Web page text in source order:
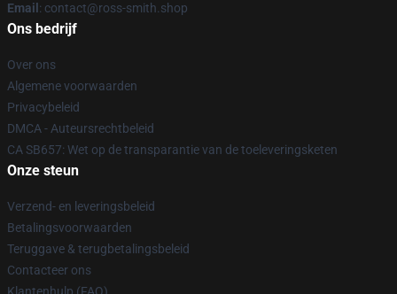
Email : contact@ross-smith.shop
Ons bedrijf
Over ons
Algemene voorwaarden
Privacybeleid
DMCA - Auteursrechtbeleid
CA SB657: Wet op de transparantie van de toeleveringsketen
Onze steun
Verzend- en leveringsbeleid
Betalingsvoorwaarden
Teruggave & terugbetalingsbeleid
Contacteer ons